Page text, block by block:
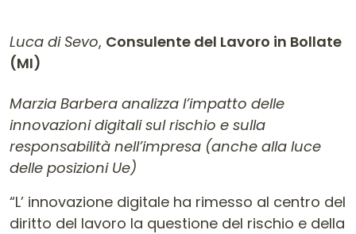
Luca di Sevo, Consulente del Lavoro in Bollate
(MI)
Contenuto dell'articolo
Marzia Barbera analizza l’impatto delle
innovazioni digitali sul rischio e sulla
responsabilità nell’impresa (anche alla luce
delle posizioni Ue)
“L’ innovazione digitale ha rimesso al centro del
diritto del lavoro la questione del rischio e della